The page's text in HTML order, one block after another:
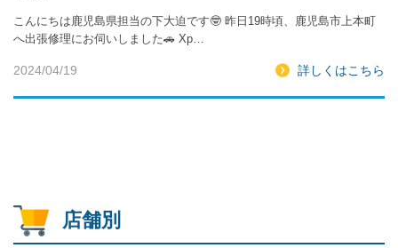
こんにちは鹿児島県担当の下大迫です🤓 昨日19時頃、鹿児島市上本町
へ出張修理にお伺いしました🚗 Xp…
2024/04/19 詳しくはこちら
店舗別